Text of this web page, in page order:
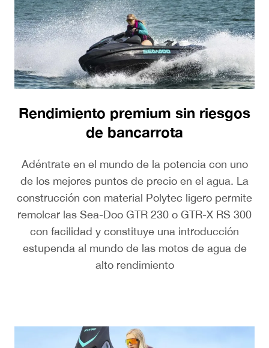
Rendimiento premium sin riesgos
de bancarrota
Adéntrate en el mundo de la potencia con uno
de los mejores puntos de precio en el agua. La
construcción con material Polytec ligero permite
remolcar las Sea-Doo GTR 230 o GTR-X RS 300
con facilidad y constituye una introducción
estupenda al mundo de las motos de agua de
alto rendimiento